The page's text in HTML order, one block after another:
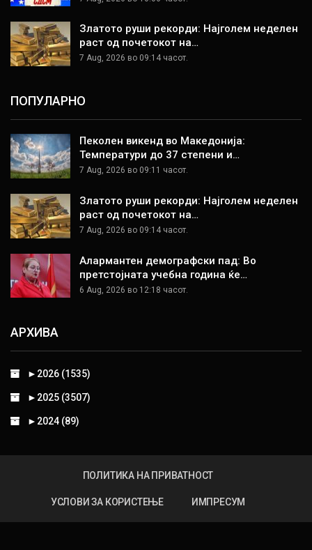
Златото руши рекорди: Најголем неделен
раст од почетокот на…
7 Aug, 2026 во 09:14 часот.
ПОПУЛАРНО
Пеколен викенд во Македонија:
Температури до 37 степени и…
7 Aug, 2026 во 09:11 часот.
Златото руши рекорди: Најголем неделен
раст од почетокот на…
7 Aug, 2026 во 09:14 часот.
Алармантен демографски пад: Во
претстојната учебна година ќе…
6 Aug, 2026 во 12:18 часот.
АРХИВА
► 2026 (1535)
► 2025 (3507)
► 2024 (89)
ПОЛИТИКА НА ПРИВАТНОСТ
УСЛОВИ ЗА КОРИСТЕЊЕ ИМПРЕСУМ